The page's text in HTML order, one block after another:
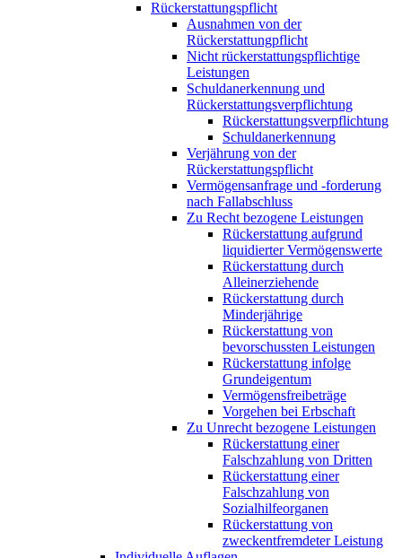
Rückerstattungspflicht
Ausnahmen von der
Rückerstattungpflicht
Nicht rückerstattungspflichtige
Leistungen
Schuldanerkennung und
Rückerstattungsverpflichtung
Rückerstattungsverpflichtung
Schuldanerkennung
Verjährung von der
Rückerstattungspflicht
Vermögensanfrage und -forderung
nach Fallabschluss
Zu Recht bezogene Leistungen
Rückerstattung aufgrund
liquidierter Vermögenswerte
Rückerstattung durch
Alleinerziehende
Rückerstattung durch
Minderjährige
Rückerstattung von
bevorschussten Leistungen
Rückerstattung infolge
Grundeigentum
Vermögensfreibeträge
Vorgehen bei Erbschaft
Zu Unrecht bezogene Leistungen
Rückerstattung einer
Falschzahlung von Dritten
Rückerstattung einer
Falschzahlung von
Sozialhilfeorganen
Rückerstattung von
zweckentfremdeter Leistung